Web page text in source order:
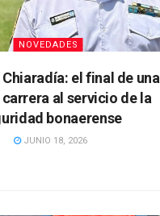
NOVEDADES
el final de una
al servicio de la
bonaerense
JUNIO 18, 2026